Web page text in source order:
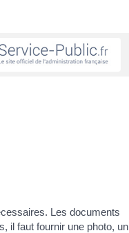
Les documents
il faut fournir une photo, un